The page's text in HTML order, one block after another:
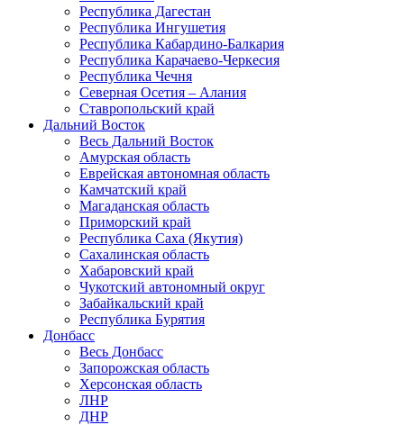
Республика Дагестан
Республика Ингушетия
Республика Кабардино-Балкария
Республика Карачаево-Черкесия
Республика Чечня
Северная Осетия – Алания
Ставропольский край
Дальний Восток
Весь Дальний Восток
Амурская область
Еврейская автономная область
Камчатский край
Магаданская область
Приморский край
Республика Саха (Якутия)
Сахалинская область
Хабаровский край
Чукотский автономный округ
Забайкальский край
Республика Бурятия
Донбасс
Весь Донбасс
Запорожская область
Херсонская область
ЛНР
ДНР